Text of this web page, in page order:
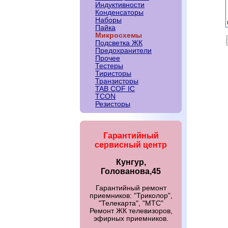
Индуктивности
Конденсаторы
Наборы
Пайка
Микросхемы
Подсветка ЖК
Предохранители
Прочее
Тестеры
Тиристоры
Транзисторы
TAB COF IC
TCON
Резисторы
Гарантийный
сервисный центр
Кунгур,
Голованова,45
Гарантийный ремонт
приемников: "Триколор",
"Телекарта", "МТС"
Ремонт ЖК телевизоров,
эфирных приемников.